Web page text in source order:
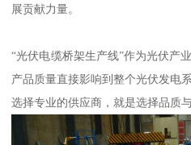
展贡献力量。
“光伏电缆桥架生产线”作为光伏产
产品质量直接影响到整个光伏发电
选择专业的供应商，就是选择品质与